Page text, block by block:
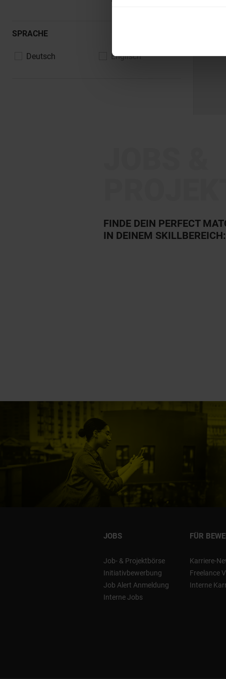
SPRACHE
Deutsch Englisch
FINDE DEIN PERFECT
IN DEINEM SKILLBEREICH:
JOBS
Job- & Projektbörse
Initiativbewerbung
Job Alert Anmeldung
Interne Jobs
FÜR
Karriere-
Freelance
Interne